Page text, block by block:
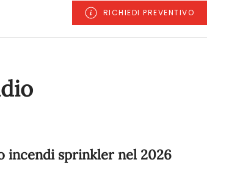
RICHIEDI PREVENTIVO
incendi sprinkler nel 2026